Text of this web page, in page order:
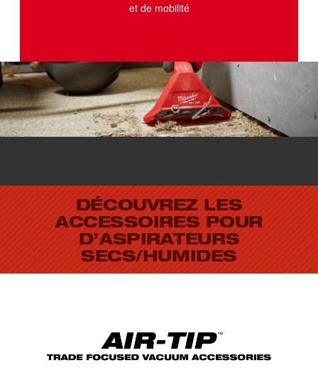
et de mobilité
DÉCOUVREZ LES
ACCESSOIRES POUR
D’ASPIRATEURS
SECS/HUMIDES